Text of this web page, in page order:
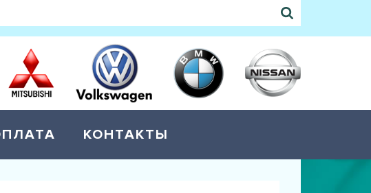
КОНТАКТЫ